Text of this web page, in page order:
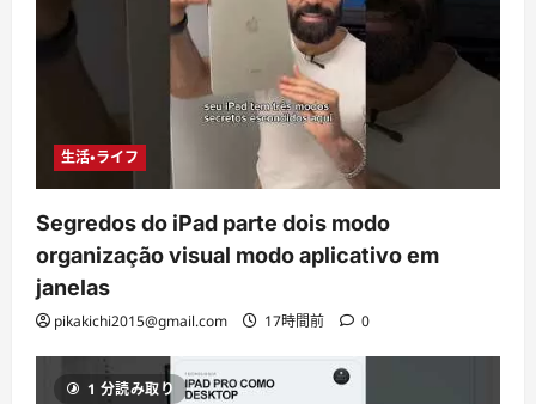
生活・ライフ
Segredos do iPad parte dois modo
organização visual modo aplicativo em
janelas
pikakichi2015@gmail.com 17時間前 0
1 分読み取り